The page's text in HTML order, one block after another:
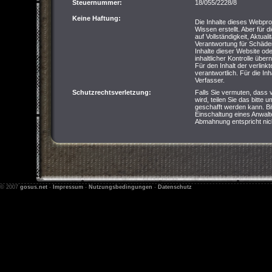
Steuernummer: 18/055/2228/8
Keine Haftung:
Die Inhalte dieses
Wissen erstellt. Aber für
auf Vollständigkeit,
Verantwortung für
Inhalte dieser Website
inhaltlicher Kontrolle
Für den Inhalt der
verantwortlich. Für die
Verfasser.
Schutzrechtsverletzung:
Falls Sie vermuten, dass
wird, teilen Sie das bitte
geschafft werden kann.
Einschaltung eines
Abmahnung entspricht
© 2007 gosus.net - Impressum - Nutzungsbedingungen - Datenschutz